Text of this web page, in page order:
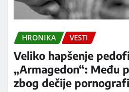
HRONIKA VESTI
Veliko hapšenje
„Armagedon“: Među
zbog dečije